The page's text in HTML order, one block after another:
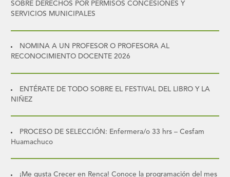
SOBRE DERECHOS POR PERMISOS CONCESIONES Y
SERVICIOS MUNICIPALES
NOMINA A UN PROFESOR O PROFESORA AL
RECONOCIMIENTO DOCENTE 2026
ENTÉRATE DE TODO SOBRE EL FESTIVAL DEL LIBRO Y LA
NIÑEZ
PROCESO DE SELECCIÓN: Enfermera/o 33 hrs – Cesfam
Huamachuco
¡Me gusta Crecer en Renca! Conoce la programación del mes